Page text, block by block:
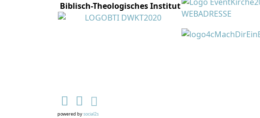
Biblisch-Theologisches Institut
powered bysocial2s